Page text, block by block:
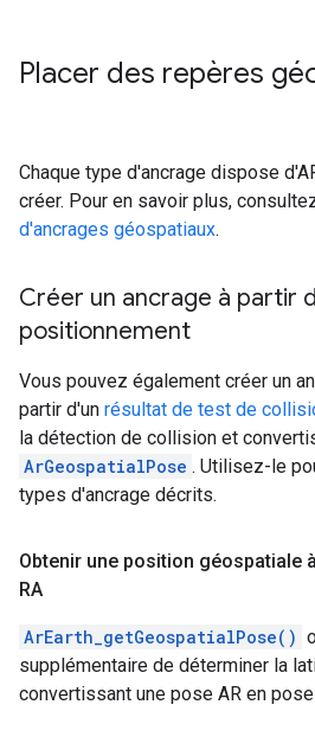
Placer des repères
Chaque type d'ancrage dispose
créer. Pour en savoir plus,
d'ancrages géospatiaux.
Créer un ancrage à partir
positionnement
Vous pouvez également créer un
partir d'un résultat de test de
la détection de collision et
ArGeospatialPose . Utilisez-le
types d'ancrage décrits.
Obtenir une position géospatiale
RA
ArEarth_getGeospatialPose()
supplémentaire de déterminer la
convertissant une pose AR en